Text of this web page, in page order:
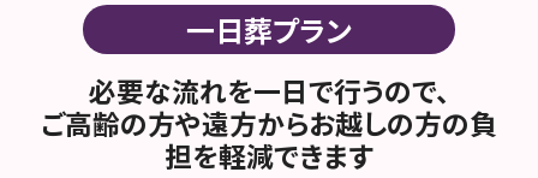
一日葬プラン
必要な流れを一日で行うので、
ご高齢の方や遠方からお越しの方の負
担を軽減できます